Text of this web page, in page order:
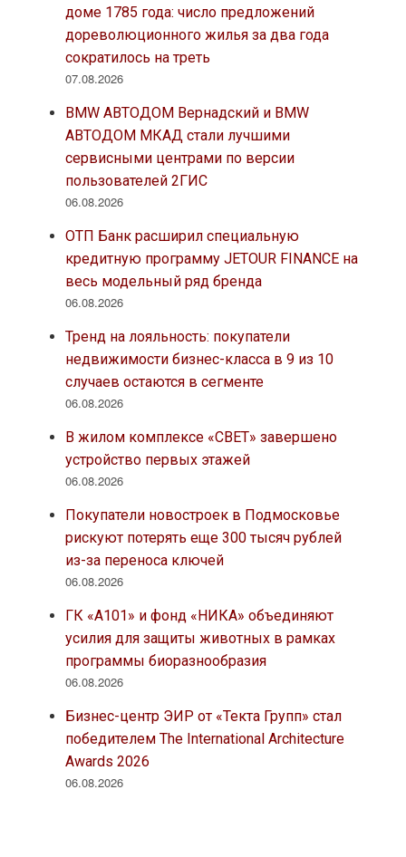
доме 1785 года: число предложений
дореволюционного жилья за два года
сократилось на треть
07.08.2026
BMW АВТОДОМ Вернадский и BMW
АВТОДОМ МКАД стали лучшими
сервисными центрами по версии
пользователей 2ГИС
06.08.2026
ОТП Банк расширил специальную
кредитную программу JETOUR FINANCE на
весь модельный ряд бренда
06.08.2026
Тренд на лояльность: покупатели
недвижимости бизнес-класса в 9 из 10
случаев остаются в сегменте
06.08.2026
В жилом комплексе «СВЕТ» завершено
устройство первых этажей
06.08.2026
Покупатели новостроек в Подмосковье
рискуют потерять еще 300 тысяч рублей
из-за переноса ключей
06.08.2026
ГК «А101» и фонд «НИКА» объединяют
усилия для защиты животных в рамках
программы биоразнообразия
06.08.2026
Бизнес-центр ЭИР от «Текта Групп» стал
победителем The International Architecture
Awards 2026
06.08.2026